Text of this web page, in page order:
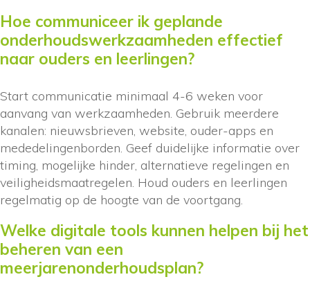
Hoe communiceer ik geplande
onderhoudswerkzaamheden effectief
naar ouders en leerlingen?
Start communicatie minimaal 4-6 weken voor
aanvang van werkzaamheden. Gebruik meerdere
kanalen: nieuwsbrieven, website, ouder-apps en
mededelingenborden. Geef duidelijke informatie over
timing, mogelijke hinder, alternatieve regelingen en
veiligheidsmaatregelen. Houd ouders en leerlingen
regelmatig op de hoogte van de voortgang.
Welke digitale tools kunnen helpen bij het
beheren van een
meerjarenonderhoudsplan?